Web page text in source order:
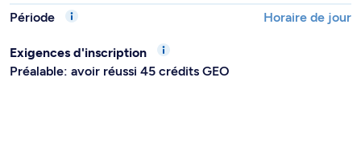
Période
Horaire de jour
Exigences d'inscription
Préalable: avoir réussi 45 crédits GEO